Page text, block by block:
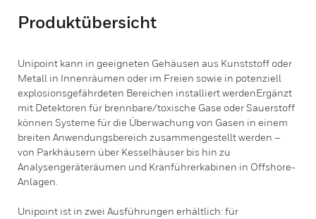
Produktübersicht
Unipoint kann in geeigneten Gehäusen aus Kunststoff oder
Metall in Innenräumen oder im Freien sowie in potenziell
explosionsgefährdeten Bereichen installiert werdenErgänzt
mit Detektoren für brennbare/toxische Gase oder Sauerstoff
können Systeme für die Überwachung von Gasen in einem
breiten Anwendungsbereich zusammengestellt werden –
von Parkhäusern über Kesselhäuser bis hin zu
Analysengeräteräumen und Kranführerkabinen in Offshore-
Anlagen.
Unipoint ist in zwei Ausführungen erhältlich: für